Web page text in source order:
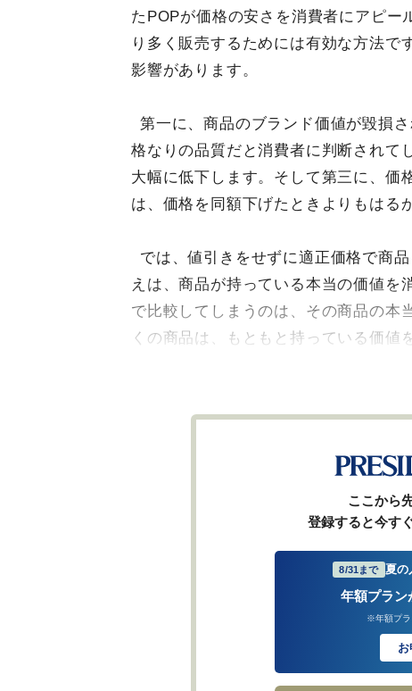
たPOPが価格の安さを消費者にアピー
り多く販売するためには有効な方法で
影響があります。
第一に、商品のブランド価値が毀損
格なりの品質だと消費者に判断されて
大幅に低下します。そして第三に、価
は、価格を同額下げたときよりもはる
では、値引きをせずに適正価格で商
えは、商品が持っている本当の価値を
で比較してしまうのは、その商品の本
くの商品は、もともと持っている価値
ここから
登録すると今す
8/31まで 夏の
年額プラン
※年額プラ